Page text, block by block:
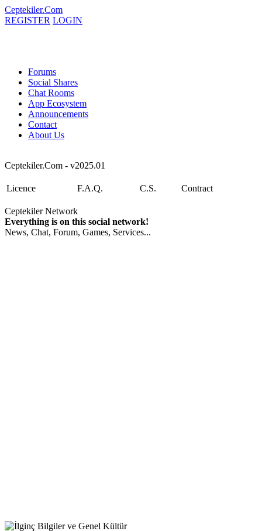
Ceptekiler.Com
REGISTER LOGIN
Forums
Social Shares
Chat Rooms
App Ecosystem
Announcements
Contact
About Us
Ceptekiler.Com - v2025.01
Licence F.A.Q. C.S. Contract
Ceptekiler Network
Everything is on this social network!
News, Chat, Forum, Games, Services...